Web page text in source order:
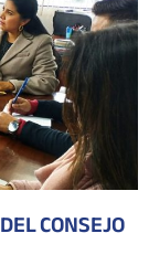
CONSEJO